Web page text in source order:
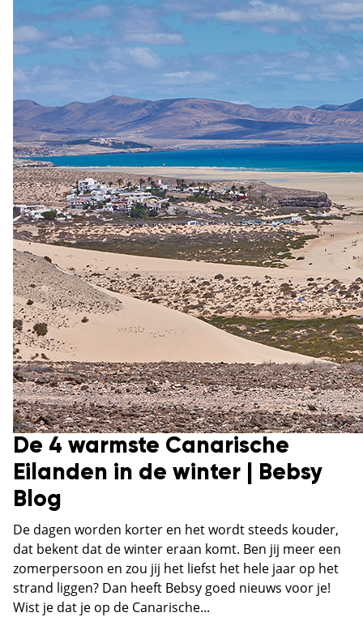
De 4 warmste Canarische
Eilanden in de winter | Bebsy
Blog
De dagen worden korter en het wordt steeds kouder,
dat bekent dat de winter eraan komt. Ben jij meer een
zomerpersoon en zou jij het liefst het hele jaar op het
strand liggen? Dan heeft Bebsy goed nieuws voor je!
Wist je dat je op de Canarische...